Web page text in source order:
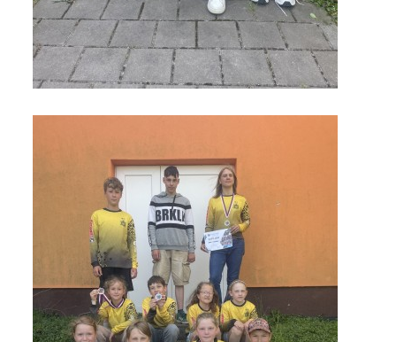
Základní škola, Zbraslav, okres Brno-venkov, příspěvková
organizace, IČ: 70994099
Komenského 280
Škola: 546 453 183, mobil 739 666 402, Družina: 732 246 380, Jídelna:
606 946 586, datová schránka: 2hgmui6
zszbraslav@zszbraslav.cz
© 2026 eStránky.cz